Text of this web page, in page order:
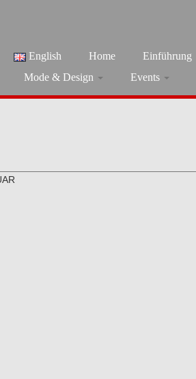
English Home Einführung
Mode & Design
Events